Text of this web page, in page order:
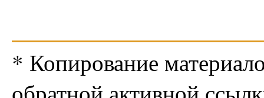
* Копирование